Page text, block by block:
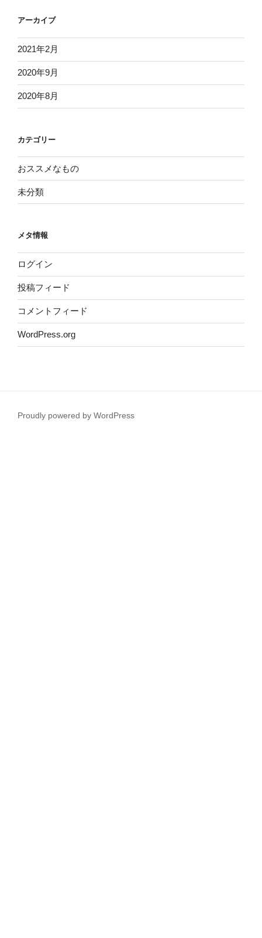
アーカイブ
2021年2月
2020年9月
2020年8月
カテゴリー
おススメなもの
未分類
メタ情報
ログイン
投稿フィード
コメントフィード
WordPress.org
Proudly powered by WordPress